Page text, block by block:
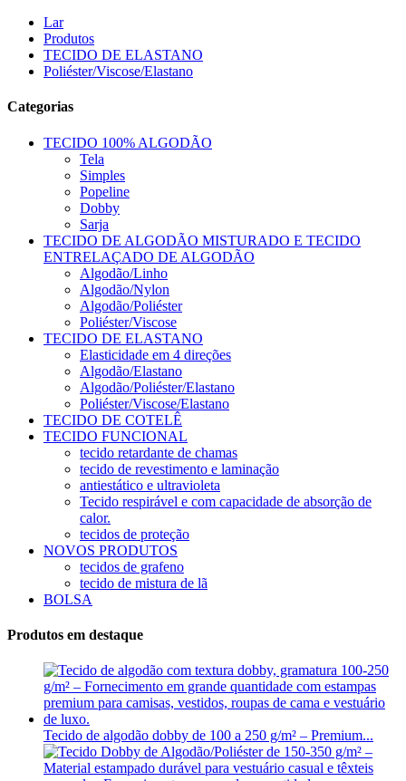
Lar
Produtos
TECIDO DE ELASTANO
Poliéster/Viscose/Elastano
Categorias
TECIDO 100% ALGODÃO
Tela
Simples
Popeline
Dobby
Sarja
TECIDO DE ALGODÃO MISTURADO E TECIDO
ENTRELAÇADO DE ALGODÃO
Algodão/Linho
Algodão/Nylon
Algodão/Poliéster
Poliéster/Viscose
TECIDO DE ELASTANO
Elasticidade em 4 direções
Algodão/Elastano
Algodão/Poliéster/Elastano
Poliéster/Viscose/Elastano
TECIDO DE COTELÊ
TECIDO FUNCIONAL
tecido retardante de chamas
tecido de revestimento e laminação
antiestático e ultravioleta
Tecido respirável e com capacidade de absorção de
calor.
tecidos de proteção
NOVOS PRODUTOS
tecidos de grafeno
tecido de mistura de lã
BOLSA
Produtos em destaque
Tecido de algodão dobby de 100 a 250 g/m² – Premium...